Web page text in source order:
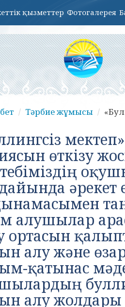
қызметтер Фотогалерея
Тәрбие жұмысы
өткізу
әрекет
алушылар
ортасын
алу және
қатынас
алу жолдары